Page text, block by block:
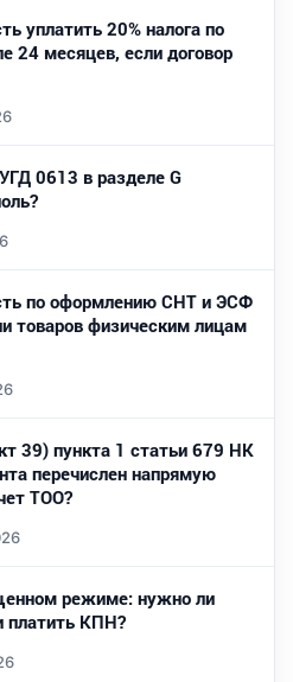
уплатить 20% налога по
24 месяцев, если договор
0613 в разделе G
по оформлению СНТ и ЭСФ
товаров физическим лицам
39) пункта 1 статьи 679 НК
перечислен напрямую
ТОО?
режиме: нужно ли
платить КПН?